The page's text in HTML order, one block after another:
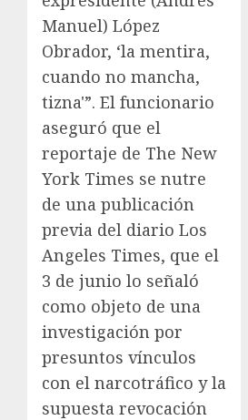
Manuel) López
Obrador, ‘la mentira,
cuando no mancha,
tizna'”. El funcionario
aseguró que el
reportaje de The New
York Times se nutre
de una publicación
previa del diario Los
Angeles Times, que el
3 de junio lo señaló
como objeto de una
investigación por
presuntos vínculos
con el narcotráfico y la
supuesta revocación